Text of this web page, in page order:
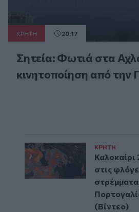
ΚΡΗΤΗ 20:17
Σητεία: Φωτιά στα
κινητοποίηση από την
ΚΡΗΤΗ
στις
(Βίντεο)